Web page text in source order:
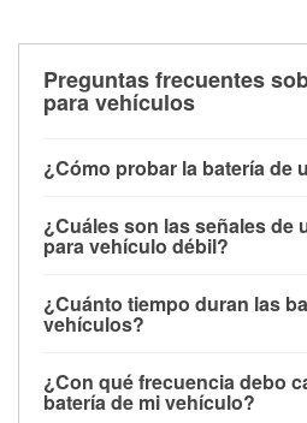
Preguntas frecuentes
para vehículos
¿Cómo probar la batería de
maneras. El método más
multímetro: con el vehículo
voltaje: una batería en buen
cargada debería indicar unos
importante saber que las
veces pueden mostrar una
¿Cuáles son las señales de
para vehículo débil?
advertencia. Un arranque lento
tenues, chasquidos al girar la
que la batería tiene una
¿Cuánto tiempo duran las
vehículos?
entre 3 y 5 años. La duración
¿Con qué frecuencia debo
batería de mi vehículo?